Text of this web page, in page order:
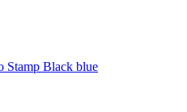
Stamp Black blue